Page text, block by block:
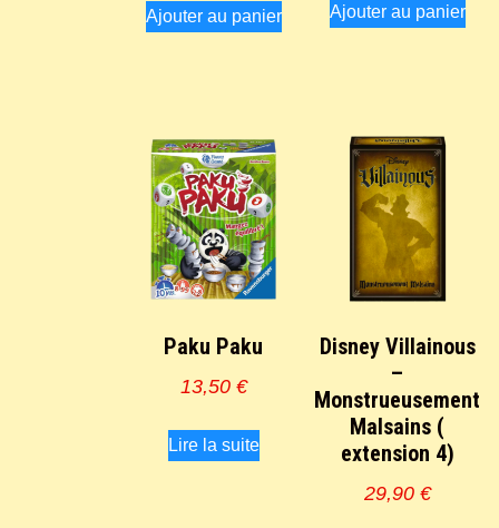
Ajouter au panier Ajouter au panier
Paku Paku
13,50 €
Lire la suite
Disney Villainous
–
Monstrueusement
Malsains (
extension 4)
29,90 €